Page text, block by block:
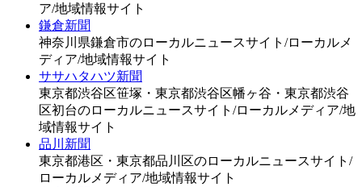
ア/地域情報サイト
鎌倉新聞
神奈川県鎌倉市のローカルニュースサイト/ローカルメ
ディア/地域情報サイト
ササハタハツ新聞
東京都渋谷区笹塚・東京都渋谷区幡ヶ谷・東京都渋谷
区初台のローカルニュースサイト/ローカルメディア/地
域情報サイト
品川新聞
東京都港区・東京都品川区のローカルニュースサイト/
ローカルメディア/地域情報サイト